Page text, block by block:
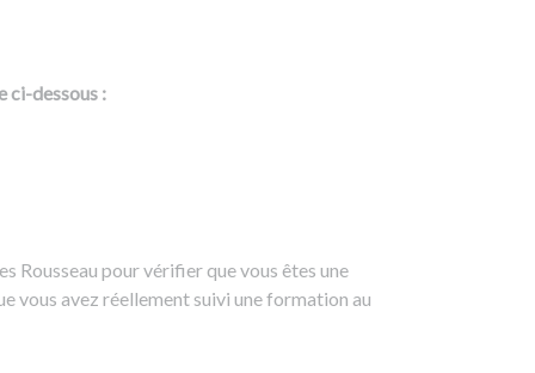
ci-dessous :
Rousseau pour vérifier que vous êtes une
vous avez réellement suivi une formation au